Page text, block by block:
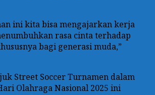
ini kita bisa mengajarkan kerja
rasa cinta terhadap
bagi generasi muda,”
Street Soccer Turnamen dalam
Olahraga Nasional 2025 ini